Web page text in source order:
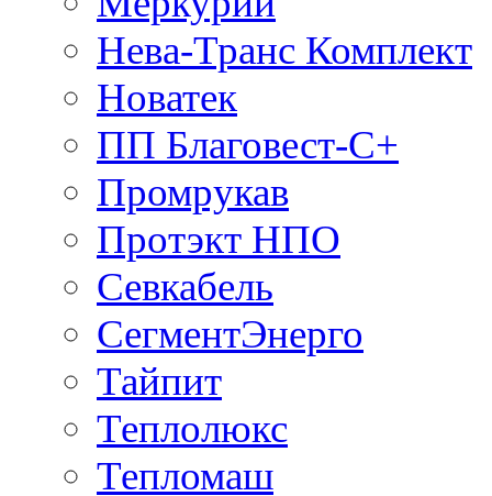
Нева-Транс Комплект
Новатек
ПП Благовест-С+
Промрукав
Протэкт НПО
Севкабель
СегментЭнерго
Тайпит
Теплолюкс
Тепломаш